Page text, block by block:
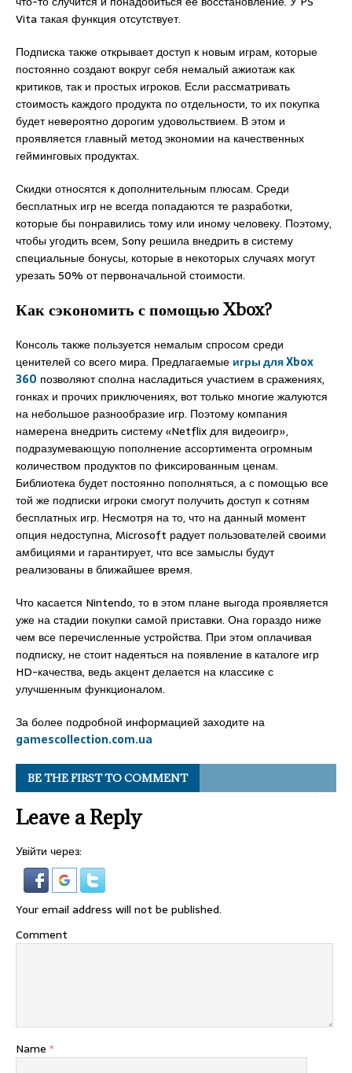
Vita такая функция отсутствует.
Подписка также открывает доступ к новым играм, которые
постоянно создают вокруг себя немалый ажиотаж как
критиков, так и простых игроков. Если рассматривать
стоимость каждого продукта по отдельности, то их покупка
будет невероятно дорогим удовольствием. В этом и
проявляется главный метод экономии на качественных
гейминговых продуктах.
Скидки относятся к дополнительным плюсам. Среди
бесплатных игр не всегда попадаются те разработки,
которые бы понравились тому или иному человеку. Поэтому,
чтобы угодить всем, Sony решила внедрить в систему
специальные бонусы, которые в некоторых случаях могут
урезать 50% от первоначальной стоимости.
Как сэкономить с помощью Xbox?
Консоль также пользуется немалым спросом среди
ценителей со всего мира. Предлагаемые игры для Xbox
360 позволяют сполна насладиться участием в сражениях,
гонках и прочих приключениях, вот только многие жалуются
на небольшое разнообразие игр. Поэтому компания
намерена внедрить систему «Netflix для видеоигр»,
подразумевающую пополнение ассортимента огромным
количеством продуктов по фиксированным ценам.
Библиотека будет постоянно пополняться, а с помощью все
той же подписки игроки смогут получить доступ к сотням
бесплатных игр. Несмотря на то, что на данный момент
опция недоступна, Microsoft радует пользователей своими
амбициями и гарантирует, что все замыслы будут
реализованы в ближайшее время.
Что касается Nintendo, то в этом плане выгода проявляется
уже на стадии покупки самой приставки. Она гораздо ниже
чем все перечисленные устройства. При этом оплачивая
подписку, не стоит надеяться на появление в каталоге игр
HD-качества, ведь акцент делается на классике с
улучшенным функционалом.
За более подробной информацией заходите на
gamescollection.com.ua
BE THE FIRST TO COMMENT
Leave a Reply
Увійти через:
Your email address will not be published.
Comment
Name *